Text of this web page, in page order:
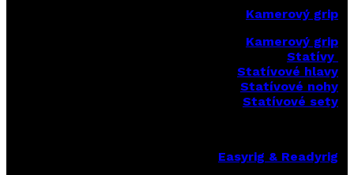
Kamerový grip
Kamerový grip
Statívy
Statívové hlavy
Statívové nohy
Statívové sety
Easyrig & Readyrig